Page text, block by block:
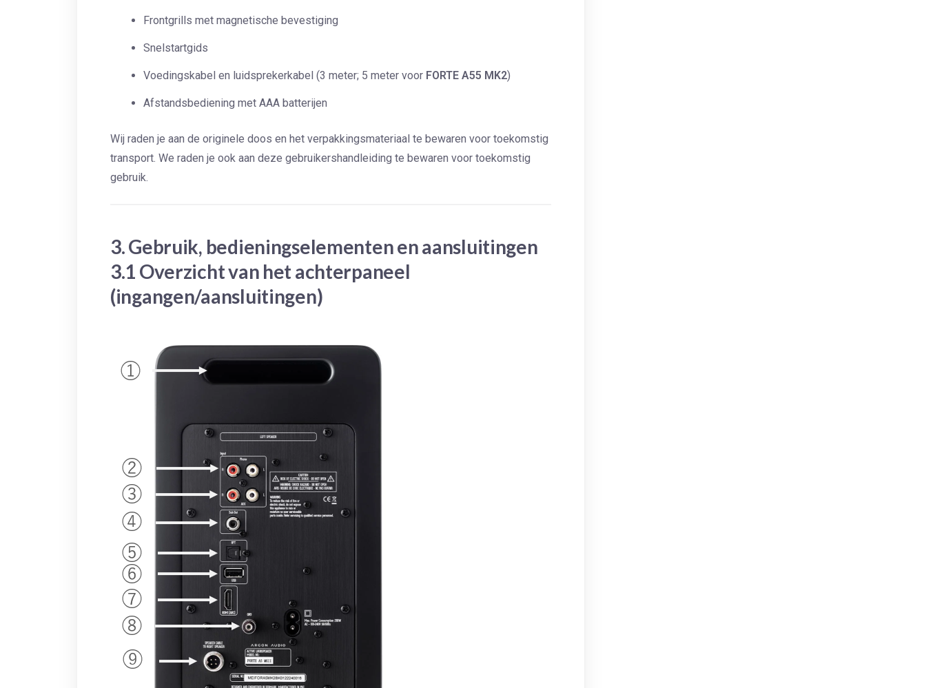
Frontgrills met magnetische bevestiging
Snelstartgids
Voedingskabel en luidsprekerkabel (3 meter; 5 meter voor FORTE A55 MK2)
Afstandsbediening met AAA batterijen
Wij raden je aan de originele doos en het verpakkingsmateriaal te bewaren voor toekomstig
transport. We raden je ook aan deze gebruikershandleiding te bewaren voor toekomstig
gebruik.
3. Gebruik, bedieningselementen en aansluitingen
3.1 Overzicht van het achterpaneel
(ingangen/aansluitingen)